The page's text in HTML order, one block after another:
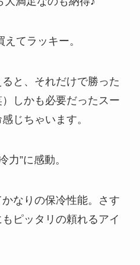
てラッキー。
と、それだけで勝った
しかも必要だったスー
じちゃいます。
”に感動。
なりの保冷性能。さす
ピッタリの頼れるアイ